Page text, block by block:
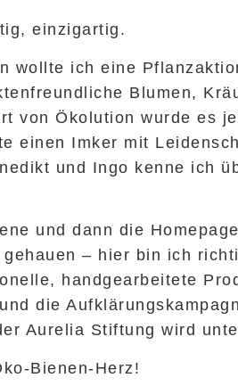
einzigartig.
wollte ich eine
Blumen,
von Ökolution wurde es
einen Imker mit
und Ingo kenne ich
und dann die
gehauen – hier bin ich
handgearbeitete
die
Aurelia Stiftung wird
Bienen-Herz!